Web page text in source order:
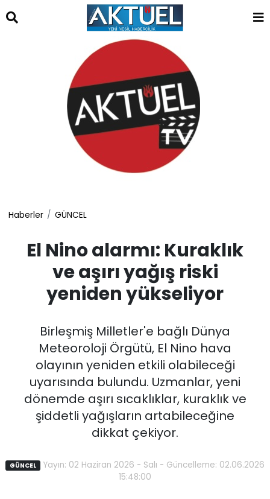
sohbet
chat
odaları
Haberler GÜNCEL
El Nino alarmı: Kuraklık
ve aşırı yağış riski
yeniden yükseliyor
Birleşmiş Milletler'e bağlı Dünya
Meteoroloji Örgütü, El Nino hava
olayının yeniden etkili olabileceği
uyarısında bulundu. Uzmanlar, yeni
dönemde aşırı sıcaklıklar, kuraklık ve
şiddetli yağışların artabileceğine
dikkat çekiyor.
GÜNCEL Yayın: 02 Haziran 2026 - Salı - Güncelleme: 02.06.2026
15:48:00